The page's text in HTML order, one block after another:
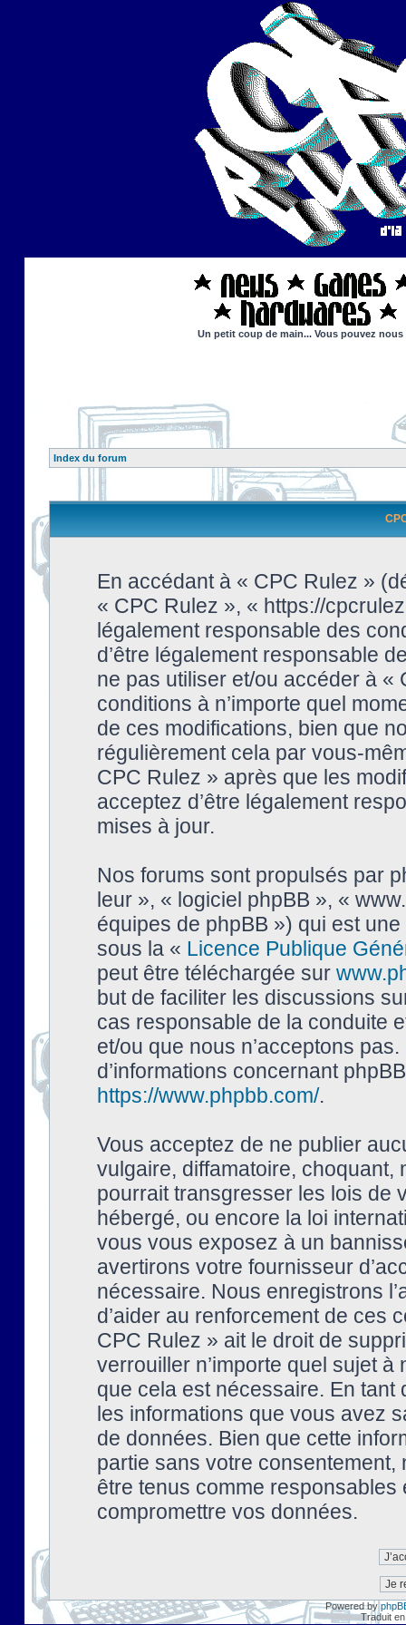
Un petit coup de main... Vous pouvez
Index du forum
En accédant à « CPC Rulez »
« CPC Rulez », « https://
légalement responsable des
d’être légalement responsable
ne pas utiliser et/ou accéder à
conditions à n’importe quel
de ces modifications, bien que
régulièrement cela par vous-
CPC Rulez » après que les
acceptez d’être légalement
mises à jour.
Nos forums sont propulsés par
leur », « logiciel phpBB », «
équipes de phpBB ») qui est
sous la « Licence Publique
peut être téléchargée sur
but de faciliter les discussions
cas responsable de la conduite
et/ou que nous n’acceptons
d’informations concernant
https://www.phpbb.com/.
Vous acceptez de ne publier
vulgaire, diffamatoire, choquant,
pourrait transgresser les lois de
hébergé, ou encore la loi
vous vous exposez à un
avertirons votre fournisseur
nécessaire. Nous enregistrons
d’aider au renforcement de ces
CPC Rulez » ait le droit de
verrouiller n’importe quel sujet à
que cela est nécessaire. En tant
les informations que vous avez
de données. Bien que cette
partie sans votre
être tenus comme
compromettre vos données.
Powered by
Traduit